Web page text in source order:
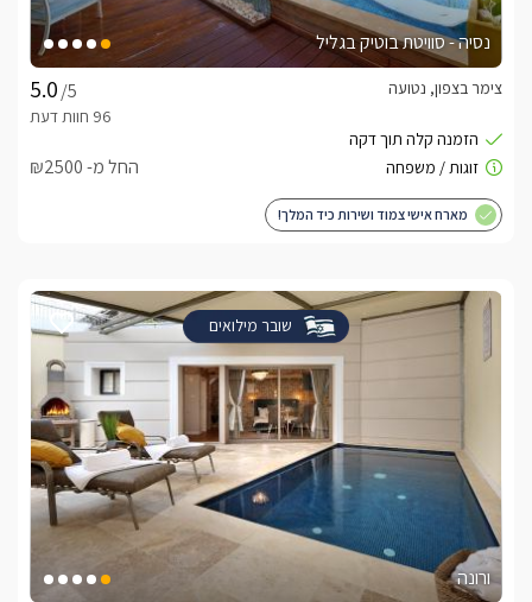
נסיה - סוויטת בוטיק בגליל
/5
צימר בצפון, נטועה
החל מ- ₪2500
מארח אישי צמוד ושירות כיד המלך!
שובר מילואים
ורונה